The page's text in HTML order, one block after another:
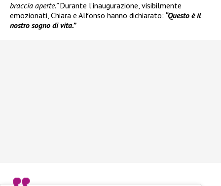
braccia aperte.”Durante l’inaugurazione, visibilmente
emozionati, Chiara e Alfonso hanno dichiarato: “Questo è il
nostro sogno di vita.”